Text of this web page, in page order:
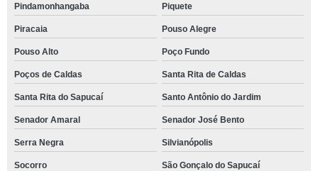
Pindamonhangaba Piquete
Piracaia Pouso Alegre
Pouso Alto Poço Fundo
Poços de Caldas Santa Rita de Caldas
Santa Rita do Sapucaí Santo Antônio do Jardim
Senador Amaral Senador José Bento
Serra Negra Silvianópolis
Socorro São Gonçalo do Sapucaí